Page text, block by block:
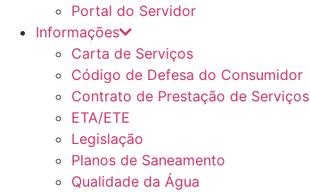
Portal do Servidor
Informações
Carta de Serviços
Código de Defesa do Consumidor
Contrato de Prestação de Serviços
ETA/ETE
Legislação
Planos de Saneamento
Qualidade da Água